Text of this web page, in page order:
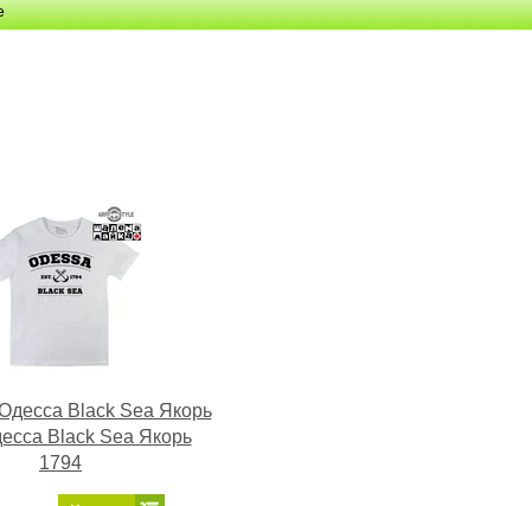
Black Sea Якорь
Black Sea Якорь
1794